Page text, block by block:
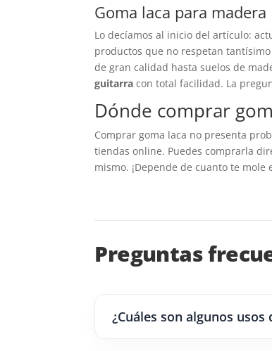
Goma laca para madera
Lo decíamos al inicio del artículo:
productos que no respetan
de gran calidad hasta suelos de
guitarra con total facilidad. La
Dónde comprar
Comprar goma laca no presenta
tiendas online. Puedes comprarla
mismo. ¡Depende de cuanto te mole
Preguntas
¿Cuáles son algunos